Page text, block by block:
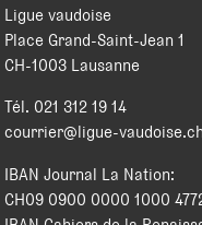
Ligue vaudoise
Place Grand-Saint-Jean 1
CH-1003 Lausanne
Tél. 021 312 19 14
courrier@ligue-vaudoise.ch
IBAN Journal La Nation:
CH09 0900 0000 1000